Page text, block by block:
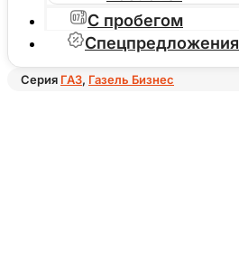
С пробегом
Спецпредложения
Серия ГАЗ, Газель Бизнес